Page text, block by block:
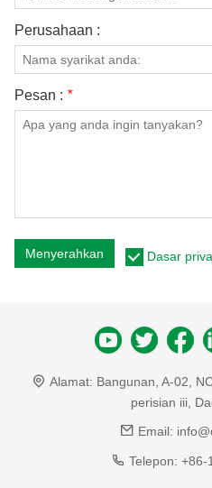
Perusahaan :
Pesan : *
Menyerahkan Dasar
Alamat: Bangunan, A-02,
perisian iii,
Email:
Telepon: +86-